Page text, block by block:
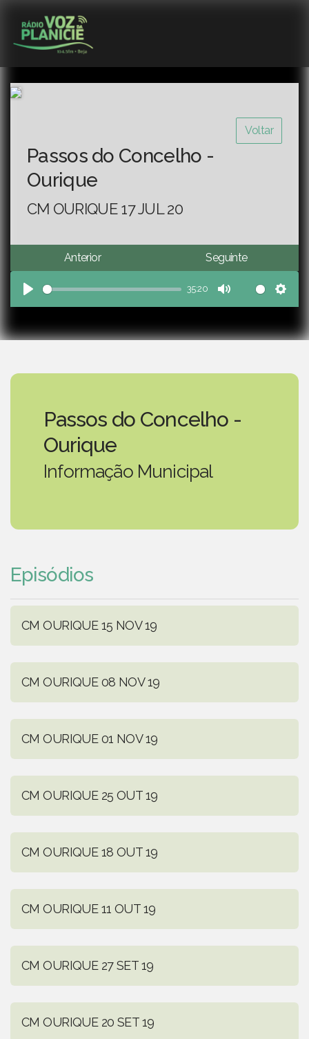
Voltar
Passos do Concelho -
Ourique
CM OURIQUE 17 JUL 20
Anterior Seguinte
Play
35:20
Mute
Passos do Concelho -
Ourique
Informação Municipal
Episódios
CM OURIQUE 15 NOV 19
CM OURIQUE 08 NOV 19
CM OURIQUE 01 NOV 19
CM OURIQUE 25 OUT 19
CM OURIQUE 18 OUT 19
CM OURIQUE 11 OUT 19
CM OURIQUE 27 SET 19
CM OURIQUE 20 SET 19